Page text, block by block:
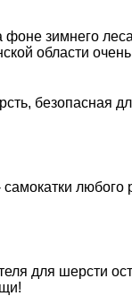
зимнего
области
безопасная
для шерсти